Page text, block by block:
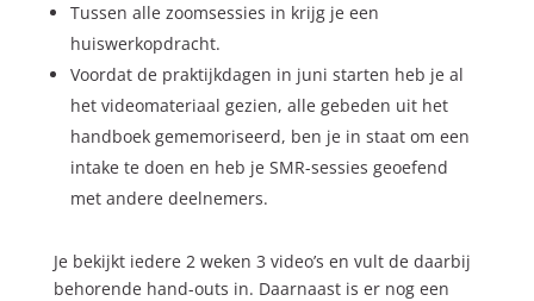
Tussen alle zoomsessies in krijg je een
huiswerkopdracht.
Voordat de praktijkdagen in juni starten heb je al
het videomateriaal gezien, alle gebeden uit het
handboek gememoriseerd, ben je in staat om een
intake te doen en heb je SMR-sessies geoefend
met andere deelnemers.
Je bekijkt iedere 2 weken 3 video’s en vult de daarbij
behorende hand-outs in. Daarnaast is er nog een